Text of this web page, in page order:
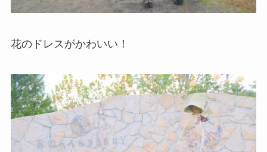
花のドレスがかわいい！